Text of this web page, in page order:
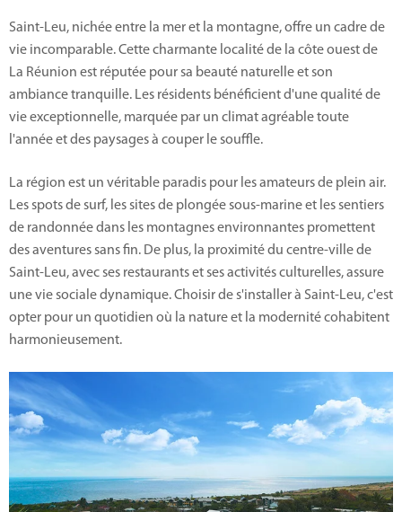
Saint-Leu, nichée entre la mer et la montagne, offre un cadre de
vie incomparable. Cette charmante localité de la côte ouest de
La Réunion est réputée pour sa beauté naturelle et son
ambiance tranquille. Les résidents bénéficient d'une qualité de
vie exceptionnelle, marquée par un climat agréable toute
l'année et des paysages à couper le souffle.
La région est un véritable paradis pour les amateurs de plein air.
Les spots de surf, les sites de plongée sous-marine et les sentiers
de randonnée dans les montagnes environnantes promettent
des aventures sans fin. De plus, la proximité du centre-ville de
Saint-Leu, avec ses restaurants et ses activités culturelles, assure
une vie sociale dynamique. Choisir de s'installer à Saint-Leu, c'est
opter pour un quotidien où la nature et la modernité cohabitent
harmonieusement.